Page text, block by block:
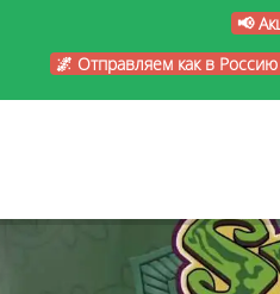
📢
🌌 Отправляем как в